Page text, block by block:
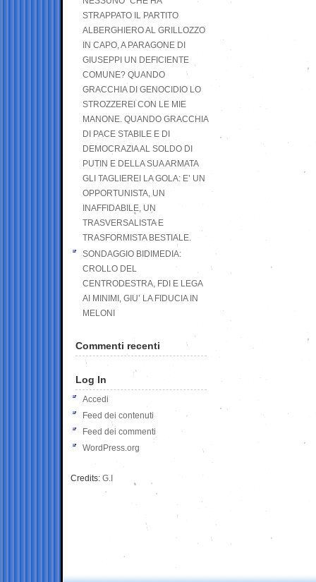
STRAPPATO IL PARTITO
ALBERGHIERO AL GRILLOZZO
IN CAPO, A PARAGONE DI
GIUSEPPI UN DEFICIENTE
COMUNE? QUANDO
GRACCHIA DI GENOCIDIO LO
STROZZEREI CON LE MIE
MANONE. QUANDO GRACCHIA
DI PACE STABILE E DI
DEMOCRAZIA AL SOLDO DI
PUTIN E DELLA SUA ARMATA
GLI TAGLIEREI LA GOLA: E’ UN
OPPORTUNISTA, UN
INAFFIDABILE, UN
TRASVERSALISTA E
TRASFORMISTA BESTIALE.
SONDAGGIO BIDIMEDIA:
CROLLO DEL
CENTRODESTRA, FDI E LEGA
AI MINIMI, GIU’ LA FIDUCIA IN
MELONI
Commenti recenti
Log In
Accedi
Feed dei contenuti
Feed dei commenti
WordPress.org
Credits: G.I